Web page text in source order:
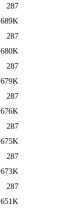
287
689K
287
680K
287
679K
287
676K
287
675K
287
673K
287
651K